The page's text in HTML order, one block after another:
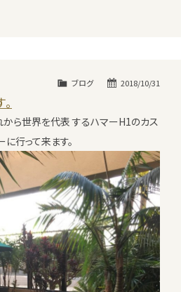
2018/10/31
ブログ
ら世界を代表 するハマーH1のカス
行って来ます。